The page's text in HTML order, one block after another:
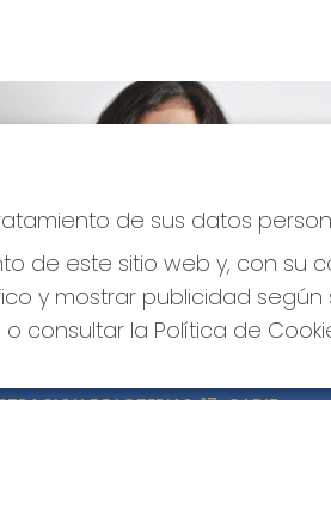
DE LOTERIAS: 17-CADIZ -
de sus datos
de este sitio web y, con su
y mostrar publicidad según
consultar la Política de